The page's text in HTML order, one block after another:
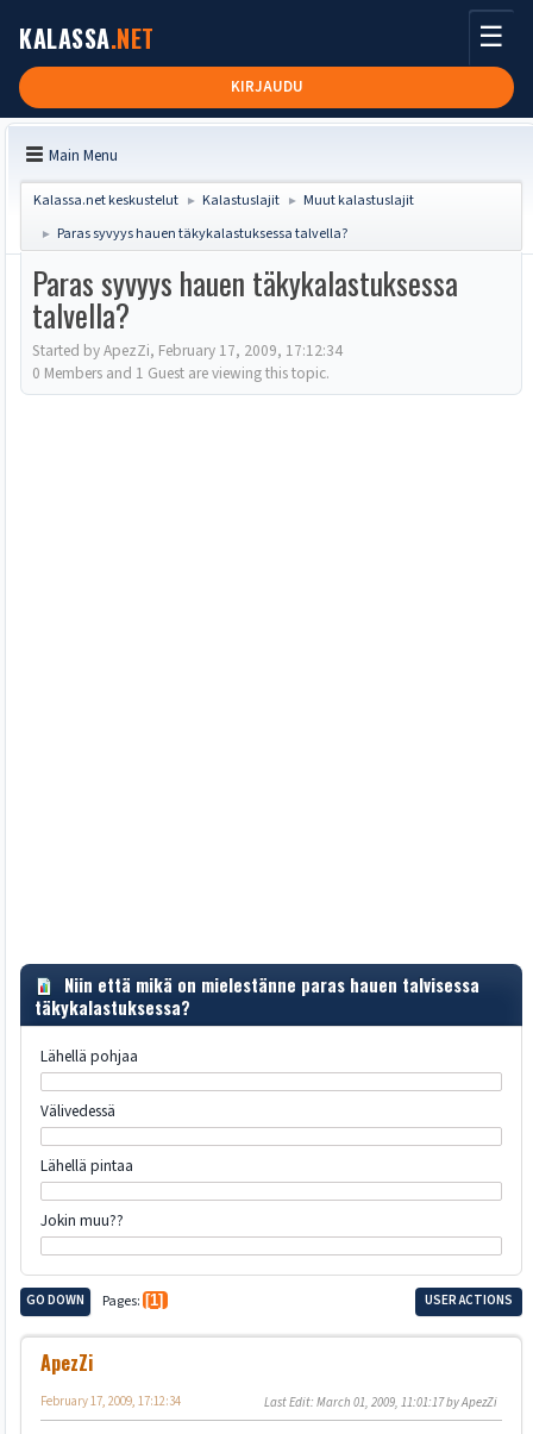
KALASSA.NET
KIRJAUDU
☰
Main Menu
Kalassa.net keskustelut ► Kalastuslajit ► Muut kalastuslajit
► Paras syvyys hauen täkykalastuksessa talvella?
Paras syvyys hauen täkykalastuksessa
talvella?
Started by ApezZi, February 17, 2009, 17:12:34
0 Members and 1 Guest are viewing this topic.
Niin että mikä on mielestänne paras hauen talvisessa
täkykalastuksessa?
Lähellä pohjaa
Välivedessä
Lähellä pintaa
Jokin muu??
GO DOWN Pages 1 USER ACTIONS
ApezZi
February 17, 2009, 17:12:34 Last Edit: March 01, 2009, 11:01:17 by ApezZi